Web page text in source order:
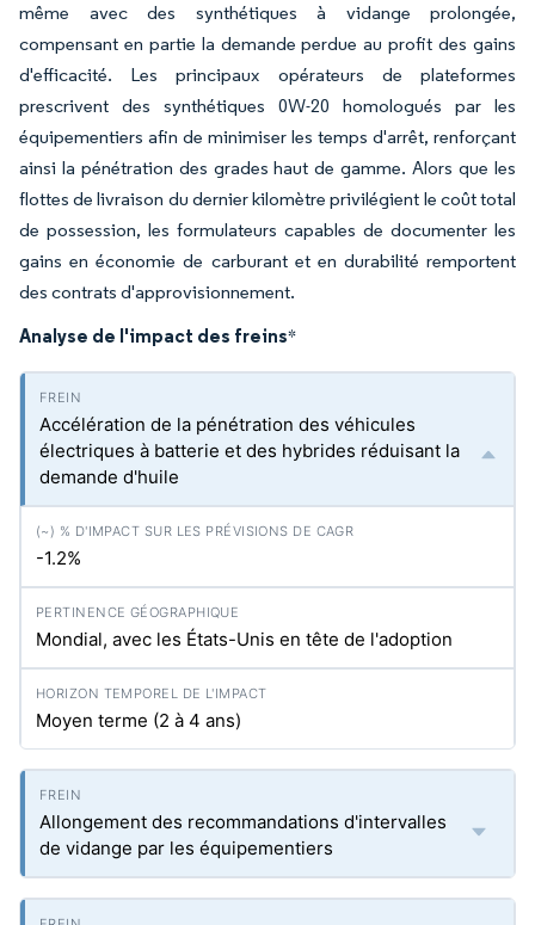
même avec des synthétiques à vidange prolongée,
compensant en partie la demande perdue au profit des gains
d'efficacité. Les principaux opérateurs de plateformes
prescrivent des synthétiques 0W-20 homologués par les
équipementiers afin de minimiser les temps d'arrêt, renforçant
ainsi la pénétration des grades haut de gamme. Alors que les
flottes de livraison du dernier kilomètre privilégient le coût total
de possession, les formulateurs capables de documenter les
gains en économie de carburant et en durabilité remportent
des contrats d'approvisionnement.
Analyse de l'impact des freins*
Accélération de la pénétration des véhicules
électriques à batterie et des hybrides réduisant la
demande d'huile
-1.2%
Mondial, avec les États-Unis en tête de l'adoption
Moyen terme (2 à 4 ans)
Allongement des recommandations d'intervalles
de vidange par les équipementiers